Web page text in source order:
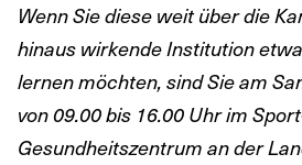
Wenn Sie diese weit über die
hinaus wirkende Institution
lernen möchten, sind Sie am
von 09.00 bis 16.00 Uhr im
Gesundheitszentrum an der